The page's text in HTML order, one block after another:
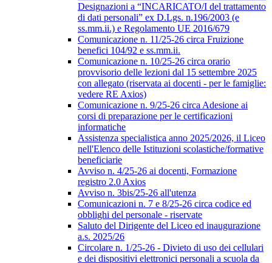
Designazioni a “INCARICATO/I del trattamento
di dati personali” ex D.Lgs. n.196/2003 (e
ss.mm.ii.) e Regolamento UE 2016/679
Comunicazione n. 11/25-26 circa Fruizione
benefici 104/92 e ss.mm.ii.
Comunicazione n. 10/25-26 circa orario
provvisorio delle lezioni dal 15 settembre 2025
con allegato (riservata ai docenti - per le famiglie:
vedere RE Axios)
Comunicazione n. 9/25-26 circa Adesione ai
corsi di preparazione per le certificazioni
informatiche
Assistenza specialistica anno 2025/2026, il Liceo
nell'Elenco delle Istituzioni scolastiche/formative
beneficiarie
Avviso n. 4/25-26 ai docenti, Formazione
registro 2.0 Axios
Avviso n. 3bis/25-26 all'utenza
Comunicazioni n. 7 e 8/25-26 circa codice ed
obblighi del personale - riservate
Saluto del Dirigente del Liceo ed inaugurazione
a.s. 2025/26
Circolare n. 1/25-26 - Divieto di uso dei cellulari
e dei dispositivi elettronici personali a scuola da